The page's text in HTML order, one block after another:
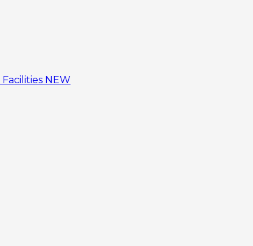
Facilities NEW